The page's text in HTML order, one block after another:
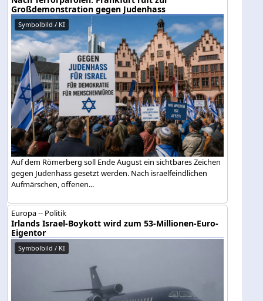
Großdemonstration gegen Judenhass
Symbolbild / KI
Auf dem Römerberg soll Ende August ein sichtbares Zeichen
gegen Judenhass gesetzt werden. Nach israelfeindlichen
Aufmärschen, offenen...
Europa -- Politik
Irlands Israel-Boykott wird zum 53-Millionen-Euro-
Eigentor
Symbolbild / KI